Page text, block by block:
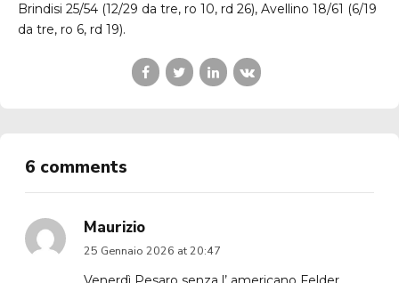
Brindisi 25/54 (12/29 da tre, ro 10, rd 26), Avellino 18/61 (6/19
da tre, ro 6, rd 19).
6 comments
Maurizio
25 Gennaio 2026 at 20:47